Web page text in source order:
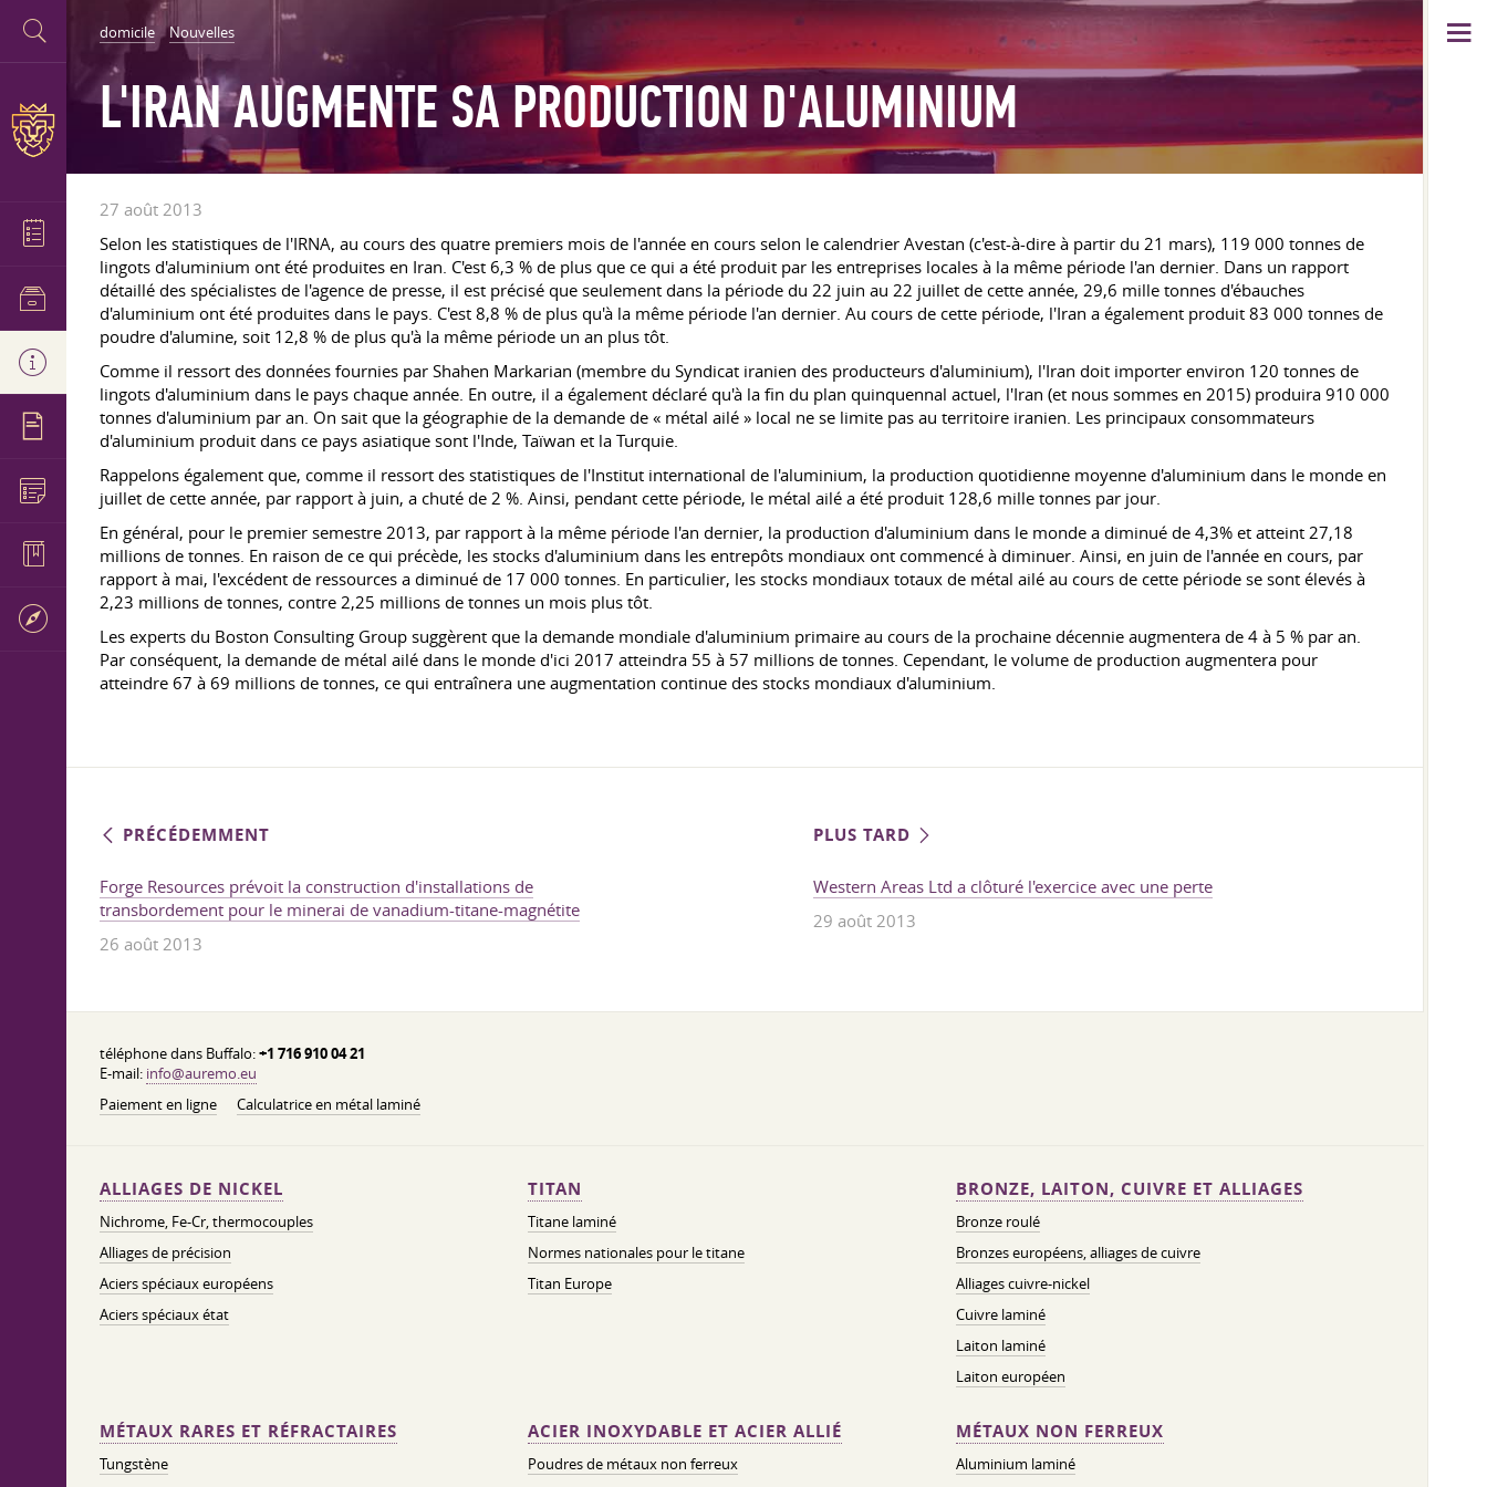
domicile Nouvelles
L'IRAN AUGMENTE SA PRODUCTION D'ALUMINIUM
27 août 2013
Selon les statistiques de l'IRNA, au cours des quatre premiers mois de l'année en cours selon le calendrier Avestan (c'est-à-dire à partir du 21 mars), 119 000 tonnes de
lingots d'aluminium ont été produites en Iran. C'est 6,3 % de plus que ce qui a été produit par les entreprises locales à la même période l'an dernier. Dans un rapport
détaillé des spécialistes de l'agence de presse, il est précisé que seulement dans la période du 22 juin au 22 juillet de cette année, 29,6 mille tonnes d'ébauches
d'aluminium ont été produites dans le pays. C'est 8,8 % de plus qu'à la même période l'an dernier. Au cours de cette période, l'Iran a également produit 83 000 tonnes de
poudre d'alumine, soit 12,8 % de plus qu'à la même période un an plus tôt.
Comme il ressort des données fournies par Shahen Markarian (membre du Syndicat iranien des producteurs d'aluminium), l'Iran doit importer environ 120 tonnes de
lingots d'aluminium dans le pays chaque année. En outre, il a également déclaré qu'à la fin du plan quinquennal actuel, l'Iran (et nous sommes en 2015) produira 910 000
tonnes d'aluminium par an. On sait que la géographie de la demande de « métal ailé » local ne se limite pas au territoire iranien. Les principaux consommateurs
d'aluminium produit dans ce pays asiatique sont l'Inde, Taïwan et la Turquie.
Rappelons également que, comme il ressort des statistiques de l'Institut international de l'aluminium, la production quotidienne moyenne d'aluminium dans le monde en
juillet de cette année, par rapport à juin, a chuté de 2 %. Ainsi, pendant cette période, le métal ailé a été produit 128,6 mille tonnes par jour.
En général, pour le premier semestre 2013, par rapport à la même période l'an dernier, la production d'aluminium dans le monde a diminué de 4,3% et atteint 27,18
millions de tonnes. En raison de ce qui précède, les stocks d'aluminium dans les entrepôts mondiaux ont commencé à diminuer. Ainsi, en juin de l'année en cours, par
rapport à mai, l'excédent de ressources a diminué de 17 000 tonnes. En particulier, les stocks mondiaux totaux de métal ailé au cours de cette période se sont élevés à
2,23 millions de tonnes, contre 2,25 millions de tonnes un mois plus tôt.
Les experts du Boston Consulting Group suggèrent que la demande mondiale d'aluminium primaire au cours de la prochaine décennie augmentera de 4 à 5 % par an.
Par conséquent, la demande de métal ailé dans le monde d'ici 2017 atteindra 55 à 57 millions de tonnes. Cependant, le volume de production augmentera pour
atteindre 67 à 69 millions de tonnes, ce qui entraînera une augmentation continue des stocks mondiaux d'aluminium.
PRÉCÉDEMMENT
Forge Resources prévoit la construction d'installations de
transbordement pour le minerai de vanadium-titane-magnétite
26 août 2013
PLUS TARD
Western Areas Ltd a clôturé l'exercice avec une perte
29 août 2013
téléphone dans Buffalo:+1 716 910 04 21
E-mail: info@auremo.eu
Paiement en ligne
Calculatrice en métal laminé
ALLIAGES DE NICKEL
Nichrome, Fe-Cr, thermocouples
Alliages de précision
Aciers spéciaux européens
Aciers spéciaux état
TITAN
Titane laminé
Normes nationales pour le titane
Titan Europe
BRONZE, LAITON, CUIVRE ET ALLIAGES
Bronze roulé
Bronzes européens, alliages de cuivre
Alliages cuivre-nickel
Cuivre laminé
Laiton laminé
Laiton européen
MÉTAUX RARES ET RÉFRACTAIRES
Tungstène
ACIER INOXYDABLE ET ACIER ALLIÉ
Poudres de métaux non ferreux
MÉTAUX NON FERREUX
Aluminium laminé